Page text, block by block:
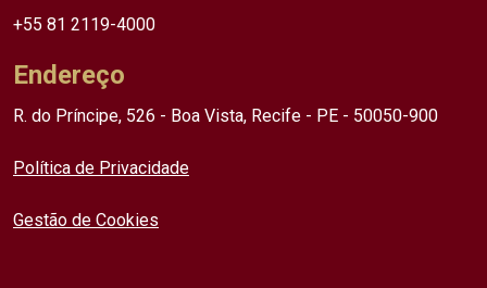
+55 81 2119-4000
Endereço
R. do Príncipe, 526 - Boa Vista, Recife - PE - 50050-900
Política de Privacidade
Gestão de Cookies